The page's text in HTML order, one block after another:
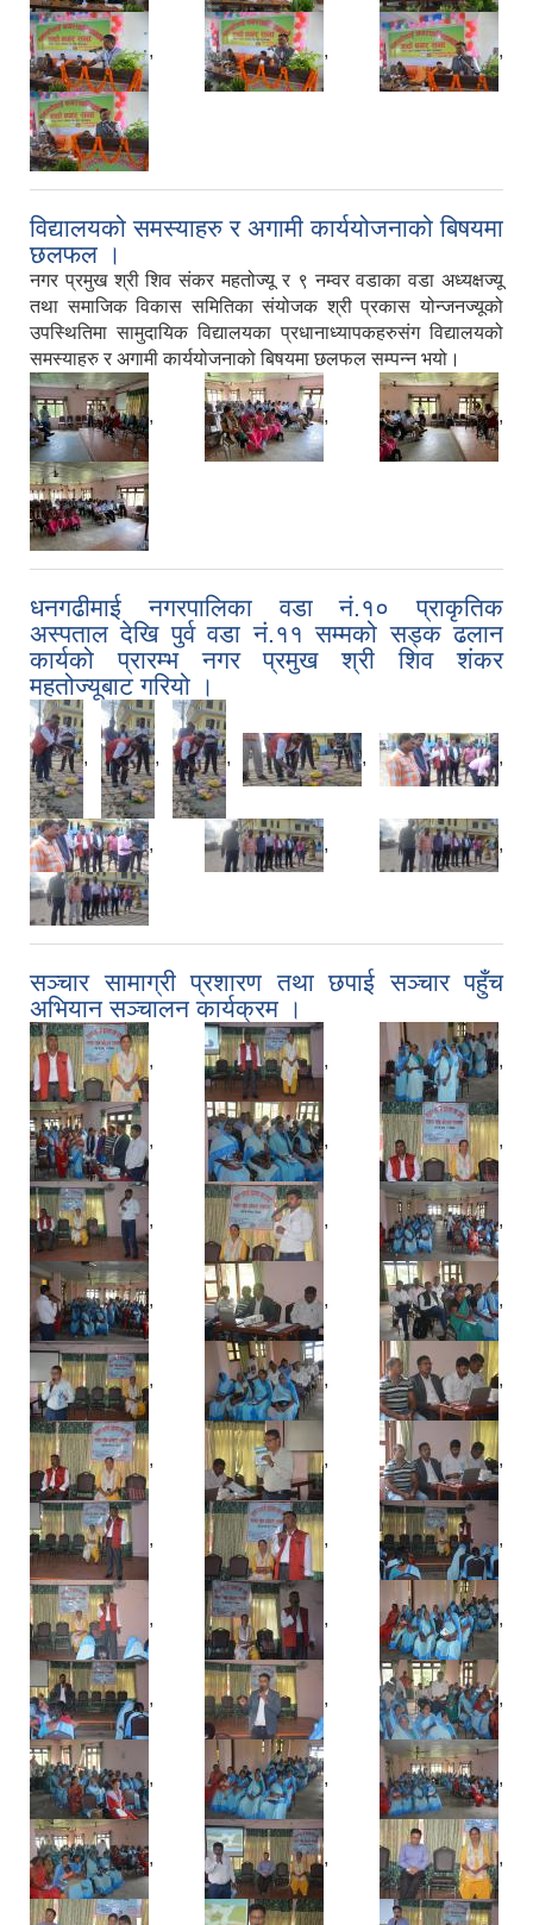
, , ,
विद्यालयको समस्याहरु र अगामी कार्ययोजनाको बिषयमा
छलफल ।
नगर प्रमुख श्री शिव संकर महतोज्यू र ९ नम्वर वडाका वडा अध्यक्षज्यू
तथा समाजिक विकास समितिका संयोजक श्री प्रकास योन्जनज्यूको
उपस्थितिमा सामुदायिक विद्यालयका प्रधानाध्यापकहरुसंग विद्यालयको
समस्याहरु र अगामी कार्ययोजनाको बिषयमा छलफल सम्पन्न भयो।
, , ,
धनगढीमाई नगरपालिका वडा नं.१० प्राकृतिक
अस्पताल देखि पुर्व वडा नं.११ सम्मको सड्क ढलान
कार्यको प्रारम्भ नगर प्रमुख श्री शिव शंकर
महतोज्यूबाट गरियो ।
, , , , ,
, , ,
सञ्चार सामाग्री प्रशारण तथा छपाई सञ्चार पहुँच
अभियान सञ्चालन कार्यक्रम ।
, , ,
, , ,
, , ,
, , ,
, , ,
, , ,
, , ,
, , ,
, , ,
, , ,
, , ,